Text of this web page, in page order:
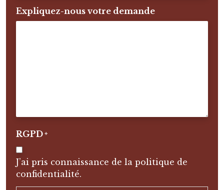
Expliquez-nous votre demande
RGPD*
J’ai pris connaissance de la politique de
confidentialité.